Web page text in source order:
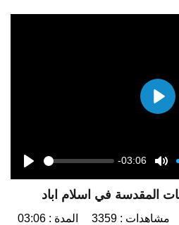
Play
Play
Seek -03:06
المقدسة في اسلام اباد
مشاهدات : 3359 المدة : 03:06